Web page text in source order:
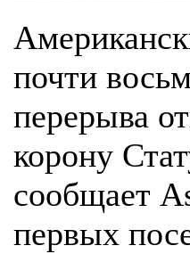
почти
перерыва
корону
сообщает
первых